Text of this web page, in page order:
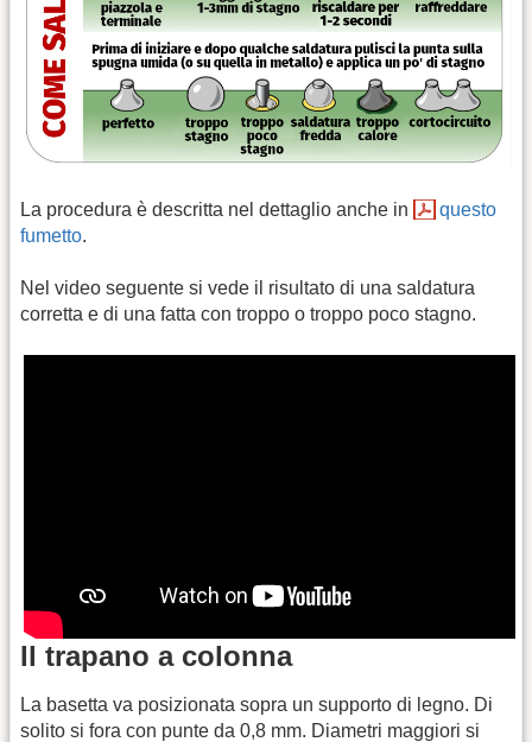
La procedura è descritta nel dettaglio anche in
questo
fumetto.
Nel video seguente si vede il risultato di una saldatura
corretta e di una fatta con troppo o troppo poco stagno.
Il trapano a colonna
La basetta va posizionata sopra un supporto di legno. Di
solito si fora con punte da 0,8 mm. Diametri maggiori si